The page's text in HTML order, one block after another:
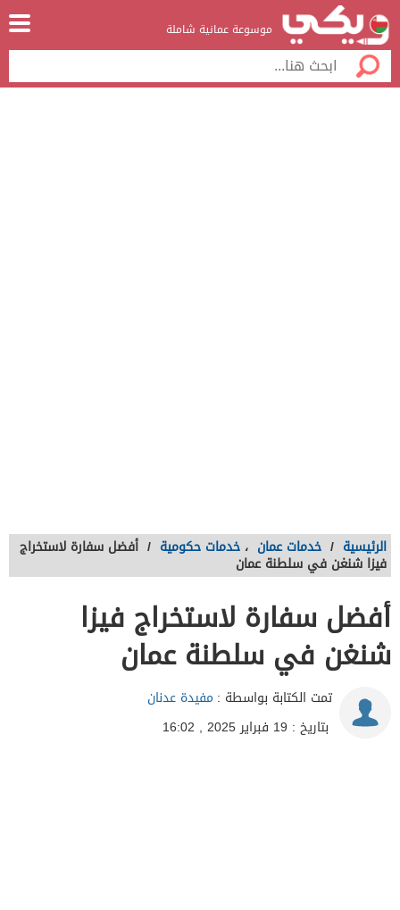
موسوعة عمانية شاملة
الرئيسية / خدمات عمان ، خدمات حكومية / أفضل سفارة لاستخراج
فيزا شنغن في سلطنة عمان
أفضل سفارة لاستخراج فيزا
شنغن في سلطنة عمان
تمت الكتابة بواسطة : مفيدة عدنان
بتاريخ : 19 فبراير 2025 , 16:02